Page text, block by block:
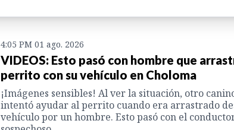
4:05 PM 01 ago. 2026
VIDEOS: Esto pasó con hombre que
perrito con su vehículo en Choloma
¡Imágenes sensibles! Al ver la situación, otro
intentó ayudar al perrito cuando era arrastrado
vehículo por un hombre. Esto pasó con el